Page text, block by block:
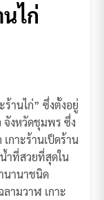
นไก่
ร้านไก่” ซึ่งตั้งอยู่
จังหวัดชุมพร ซึ่ง
กาะร้านเป็ดร้าน
ำที่สวยที่สุดใน
นานาชนิด
ามวาฬ เกาะ